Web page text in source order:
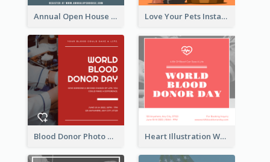
Annual Open House Instagram Post Love Your Pets Instagram Post
Blood Donor Photo World Blood Donor Day Instagram Post Heart Illustration World Blood Donor Day Instagram Post